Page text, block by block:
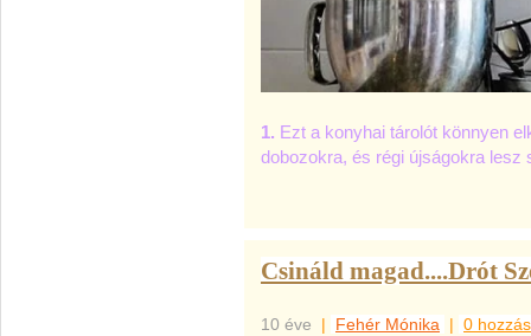
1. Ezt a konyhai tárolót könnyen
dobozokra, és régi újságokra lesz
Csináld magad....Drót
10 éve | Fehér Mónika | 0